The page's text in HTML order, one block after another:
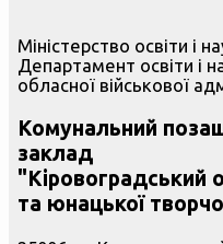
Міністерство освіти і
Департамент освіти і
обласної військової
Комунальний
заклад
"Кіровоградський
та юнацької